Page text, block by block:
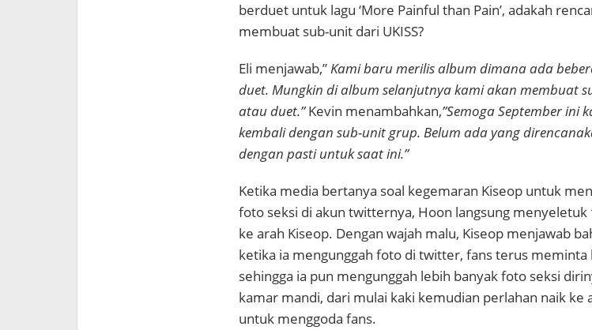
berduet untuk lagu ‘More Painful than Pain’, adakah
membuat sub-unit dari UKISS?
Eli menjawab,”Kami baru merilis album dimana ada
duet. Mungkin di album selanjutnya kami akan membuat
atau duet.”Kevin menambahkan,”Semoga September ini
kembali dengan sub-unit grup. Belum ada yang
dengan pasti untuk saat ini.”
Ketika media bertanya soal kegemaran Kiseop untuk
foto seksi di akun twitternya, Hoon langsung menyeletuk
ke arah Kiseop. Dengan wajah malu, Kiseop menjawab
ketika ia mengunggah foto di twitter, fans terus meminta
sehingga ia pun mengunggah lebih banyak foto seksi
kamar mandi, dari mulai kaki kemudian perlahan naik ke
untuk menggoda fans.